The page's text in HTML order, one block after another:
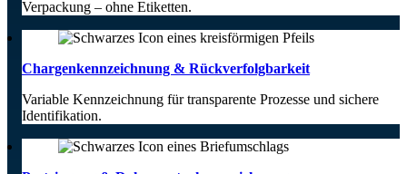
Verpackung – ohne Etiketten.
Chargenkennzeichnung & Rückverfolgbarkeit
Variable Kennzeichnung für transparente Prozesse und sichere
Identifikation.